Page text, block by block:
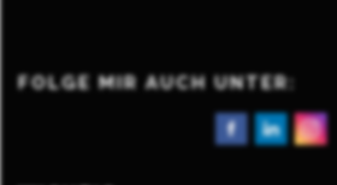
FOLGE MIR AUCH UNTER: